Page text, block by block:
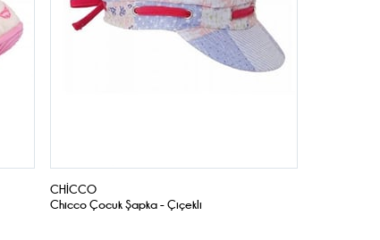
CHICCO
Chicco Çocuk Şapka - Çiçekli